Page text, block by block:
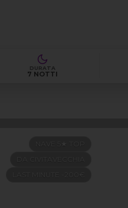
DURATA
7 NOTTI